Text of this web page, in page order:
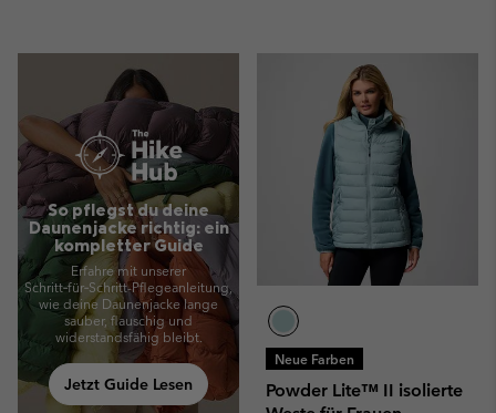
So pflegst du deine
Daunenjacke richtig: ein
kompletter Guide
Erfahre mit unserer
Schritt‑für‑Schritt-Pflegeanleitung,
wie deine Daunenjacke lange
sauber, flauschig und
widerstandsfähig bleibt.
Jetzt Guide Lesen
Neue Farben
Powder Lite™ II isolierte